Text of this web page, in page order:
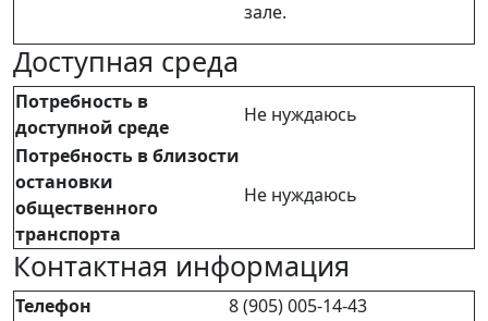
зале.
Доступная среда
Потребность в
доступной среде
Не нуждаюсь
Потребность в близости
остановки
общественного
транспорта
Не нуждаюсь
Контактная информация
Телефон
8 (905) 005-14-43